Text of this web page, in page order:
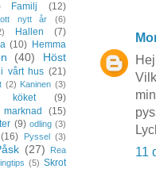
Hej
11
Familj
(12)
nytt år
(6)
Hallen (7)
(10) Hemma
(40)
Höst
vårt hus (21)
(2) Kaninen (3)
köket (9)
marknad (15)
(9) odling (3)
(16) Pyssel (3)
(27)
Rea
(5) Skrot